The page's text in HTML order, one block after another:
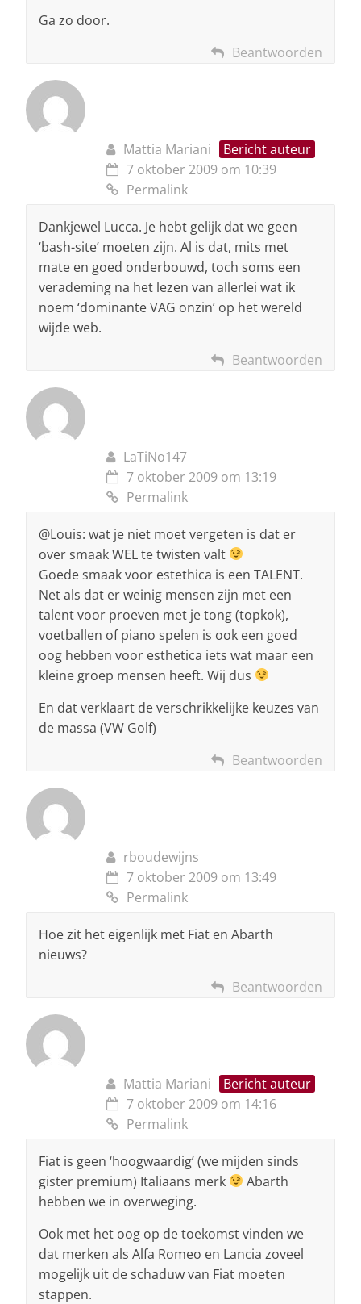
Ga zo door.
Beantwoorden
Mattia Mariani
Bericht auteur
7 oktober 2009 om 10:39
Permalink
Dankjewel Lucca. Je hebt gelijk dat we geen
‘bash-site’ moeten zijn. Al is dat, mits met
mate en goed onderbouwd, toch soms een
verademing na het lezen van allerlei wat ik
noem ‘dominante VAG onzin’ op het wereld
wijde web.
Beantwoorden
LaTiNo147
7 oktober 2009 om 13:19
Permalink
@Louis: wat je niet moet vergeten is dat er
over smaak WEL te twisten valt
Goede smaak voor estethica is een TALENT.
Net als dat er weinig mensen zijn met een
talent voor proeven met je tong (topkok),
voetballen of piano spelen is ook een goed
oog hebben voor esthetica iets wat maar een
kleine groep mensen heeft. Wij dus
En dat verklaart de verschrikkelijke keuzes van
de massa (VW Golf)
Beantwoorden
rboudewijns
7 oktober 2009 om 13:49
Permalink
Hoe zit het eigenlijk met Fiat en Abarth
nieuws?
Beantwoorden
Mattia Mariani
Bericht auteur
7 oktober 2009 om 14:16
Permalink
Fiat is geen ‘hoogwaardig’ (we mijden sinds
gister premium) Italiaans merk
Abarth
hebben we in overweging.
Ook met het oog op de toekomst vinden we
dat merken als Alfa Romeo en Lancia zoveel
mogelijk uit de schaduw van Fiat moeten
stappen.